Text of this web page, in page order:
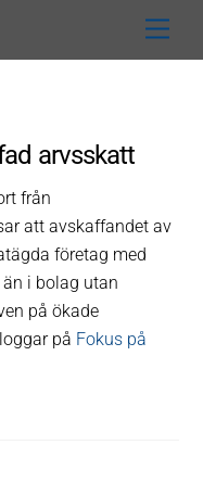
arvsskatt
från
att avskaffandet av
företag med
i bolag utan
på ökade
på Fokus på